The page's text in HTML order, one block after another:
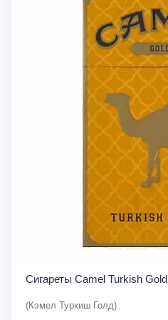
Сигареты Camel Turkish Gold
(Кэмел Туркиш Голд)